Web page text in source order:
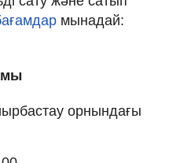
мынадай:
орнындағы